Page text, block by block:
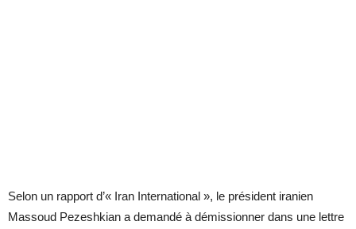
Selon un rapport d’« Iran International », le président iranien
Massoud Pezeshkian a demandé à démissionner dans une lettre